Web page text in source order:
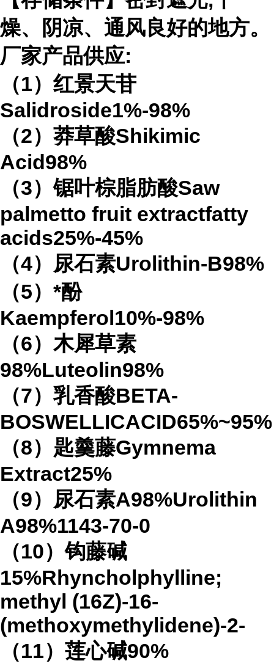
燥、阴凉、通风良好的地方。
厂家产品供应:
（1）红景天苷
Salidroside1%-98%
（2）莽草酸Shikimic
Acid98%
（3）锯叶棕脂肪酸Saw
palmetto fruit extractfatty
acids25%-45%
（4）尿石素Urolithin-B98%
（5）*酚
Kaempferol10%-98%
（6）木犀草素
98%Luteolin98%
（7）乳香酸BETA-
BOSWELLICACID65%~95%
（8）匙羹藤Gymnema
Extract25%
（9）尿石素A98%Urolithin
A98%1143-70-0
（10）钩藤碱
15%Rhyncholphylline;
methyl (16Z)-16-
(methoxymethylidene)-2-
（11）莲心碱90%